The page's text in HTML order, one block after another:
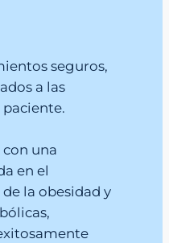
seguros,
a las
paciente.
con una
en el
la obesidad y